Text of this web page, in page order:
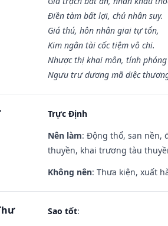
Điền tàm bất lợi, chủ nhân suy.
Giá thú, hôn nhân giai tự tổn,
Kim ngân tài cốc tiệm vô chi.
Nhược thị khai môn, tính phóng
Ngưu trư dương mã diệc
Trực Định
Nên làm: Động thổ, san nền,
thuyền, khai trương tàu
Không nên: Thưa kiện, xuất
Sao tốt: